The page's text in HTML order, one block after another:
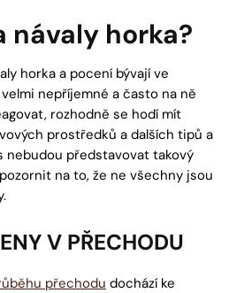
návaly horka?
horka a pocení bývají ve
nepříjemné a často na ně
rozhodně se hodí mít
prostředků a dalších tipů a
nebudou představovat takový
na to, že ne všechny jsou
V PŘECHODU
přechodu dochází ke